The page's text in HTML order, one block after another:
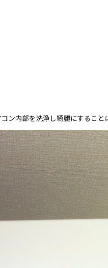
内部を洗浄し綺麗にするこ